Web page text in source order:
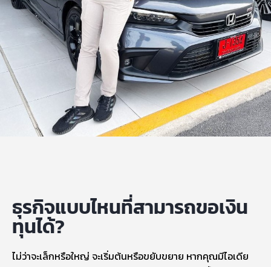
ธุรกิจแบบไหนที่สามารถขอเงิน
ทุนได้?
ไม่ว่าจะเล็กหรือใหญ่ จะเริ่มต้นหรือขยับขยาย หากคุณมีไอเดีย